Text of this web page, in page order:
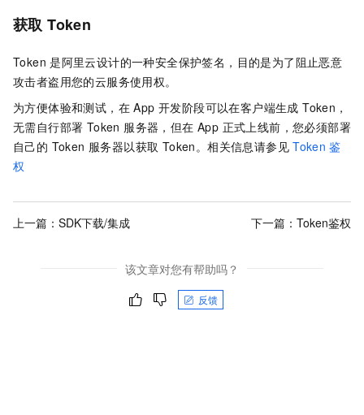
获取 Token
Token 是阿里云设计的一种安全保护签名，目的是为了阻止恶意
攻击者盗用您的云服务使用权。
为方便体验和测试，在 App 开发阶段可以在客户端生成 Token，
无需自行部署 Token 服务器，但在 App 正式上线前，您必须部署
自己的 Token 服务器以获取 Token。相关信息请参见 Token 鉴
权
上一篇： SDK下载/集成 下一篇： Token鉴权
该文章对您有帮助吗？
反馈